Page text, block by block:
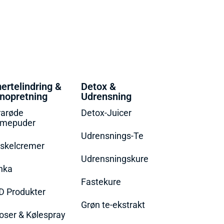
&
Produkter
& Kølespray
Detox &
Udrensning
Detox-Juicer
Udrensnings-Te
Udrensningskure
Fastekure
Grøn te-ekstrakt